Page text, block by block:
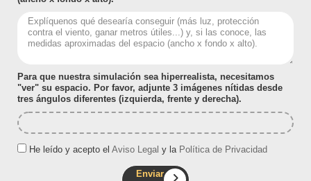
Para que nuestra simulación sea hiperrealista, necesitamos
"ver" su espacio. Por favor, adjunte 3 imágenes nítidas desde
tres ángulos diferentes (izquierda, frente y derecha).
He leído y acepto el Aviso Legal y la Política de Privacidad
Enviar